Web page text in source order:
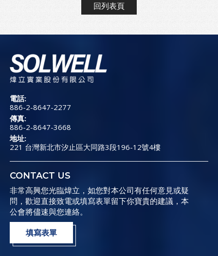
回列表頁
電話:
886-2-8647-2277
傳真:
886-2-8647-3668
地址:
221 台灣新北市汐止區大同路3段196-12號4樓
CONTACT US
非常高興您光臨煒立，如您對本公司有任何意見或疑
問，歡迎直接致電或填寫表單留下你寶貴的建議，本
公會將儘速與您連絡。
填寫表單